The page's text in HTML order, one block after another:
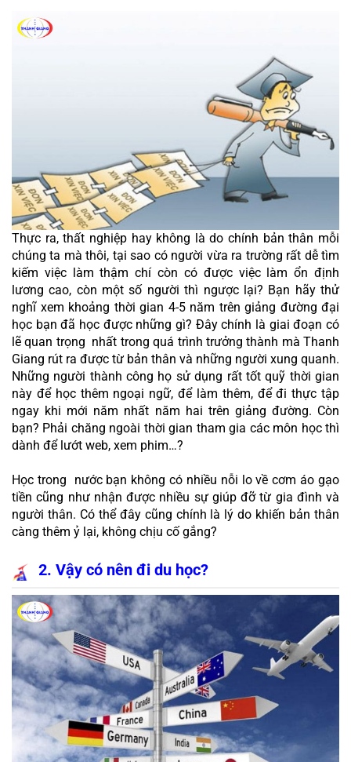
Thực ra, thất nghiệp hay không là do chính bản thân mỗi
chúng ta mà thôi, tại sao có người vừa ra trường rất dễ tìm
kiếm việc làm thậm chí còn có được việc làm ổn định
lương cao, còn một số người thì ngược lại? Bạn hãy thử
nghĩ xem khoảng thời gian 4-5 năm trên giảng đường đại
học bạn đã học được những gì? Đây chính là giai đoạn có
lẽ quan trọng  nhất trong quá trình trưởng thành mà Thanh
Giang rút ra được từ bản thân và những người xung quanh.
Những người thành công họ sử dụng rất tốt quỹ thời gian
này để học thêm ngoại ngữ, để làm thêm, để đi thực tập
ngay khi mới năm nhất năm hai trên giảng đường. Còn
bạn? Phải chăng ngoài thời gian tham gia các môn học thì
dành để lướt web, xem phim…?
Học trong  nước bạn không có nhiều nỗi lo về cơm áo gạo
tiền cũng như nhận được nhiều sự giúp đỡ từ gia đình và
người thân. Có thể đây cũng chính là lý do khiến bản thân
càng thêm ỷ lại, không chịu cố gắng?
2. Vậy có nên đi du học?